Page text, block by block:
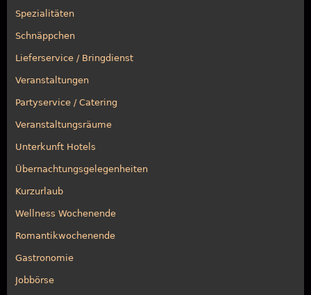
Spezialitäten
Schnäppchen
Lieferservice / Bringdienst
Veranstaltungen
Partyservice / Catering
Veranstaltungsräume
Unterkunft Hotels
Übernachtungsgelegenheiten
Kurzurlaub
Wellness Wochenende
Romantikwochenende
Gastronomie
Jobbörse